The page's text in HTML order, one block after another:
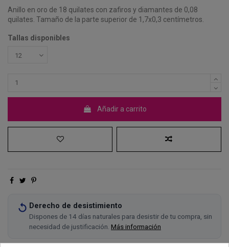
Anillo en oro de 18 quilates con zafiros y diamantes de 0,08
quilates. Tamaño de la parte superior de 1,7x0,3 centímetros.
Tallas disponibles
Añadir a carrito
Derecho de desistimiento
Dispones de 14 días naturales para desistir de tu compra, sin
necesidad de justificación. Más información